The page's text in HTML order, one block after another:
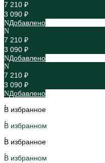
7 210 ₽
3 090 ₽
Добавлено
7 210 ₽
3 090 ₽
Добавлено
7 210 ₽
3 090 ₽
Добавлено
В избранное
В избранном
В избранное
В избранном